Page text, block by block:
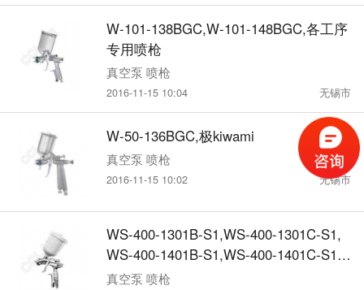
W-101-138BGC,W-101-148BGC,各工序
专用喷枪
真空泵 喷枪
2016-11-15 10:04 无锡市
W-50-136BGC,极kiwami
真空泵 喷枪
2016-11-15 10:02 无锡市
WS-400-1301B-S1,WS-400-1301C-S1,
WS-400-1401B-S1,WS-400-1401C-S1,S
upernovaWS-400
真空泵 喷枪